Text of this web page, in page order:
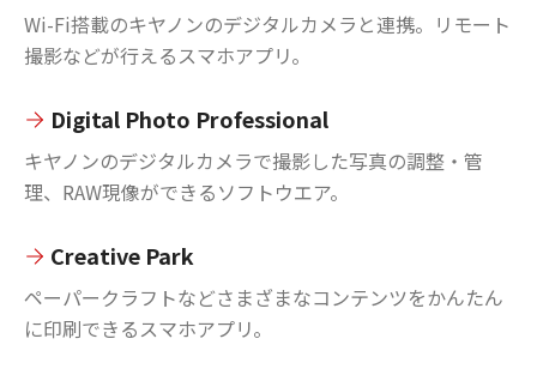
Wi-Fi搭載のキヤノンのデジタルカメラと連携。リモート
撮影などが行えるスマホアプリ。
Digital Photo Professional
キヤノンのデジタルカメラで撮影した写真の調整・管
理、RAW現像ができるソフトウエア。
Creative Park
ペーパークラフトなどさまざまなコンテンツをかんたん
に印刷できるスマホアプリ。